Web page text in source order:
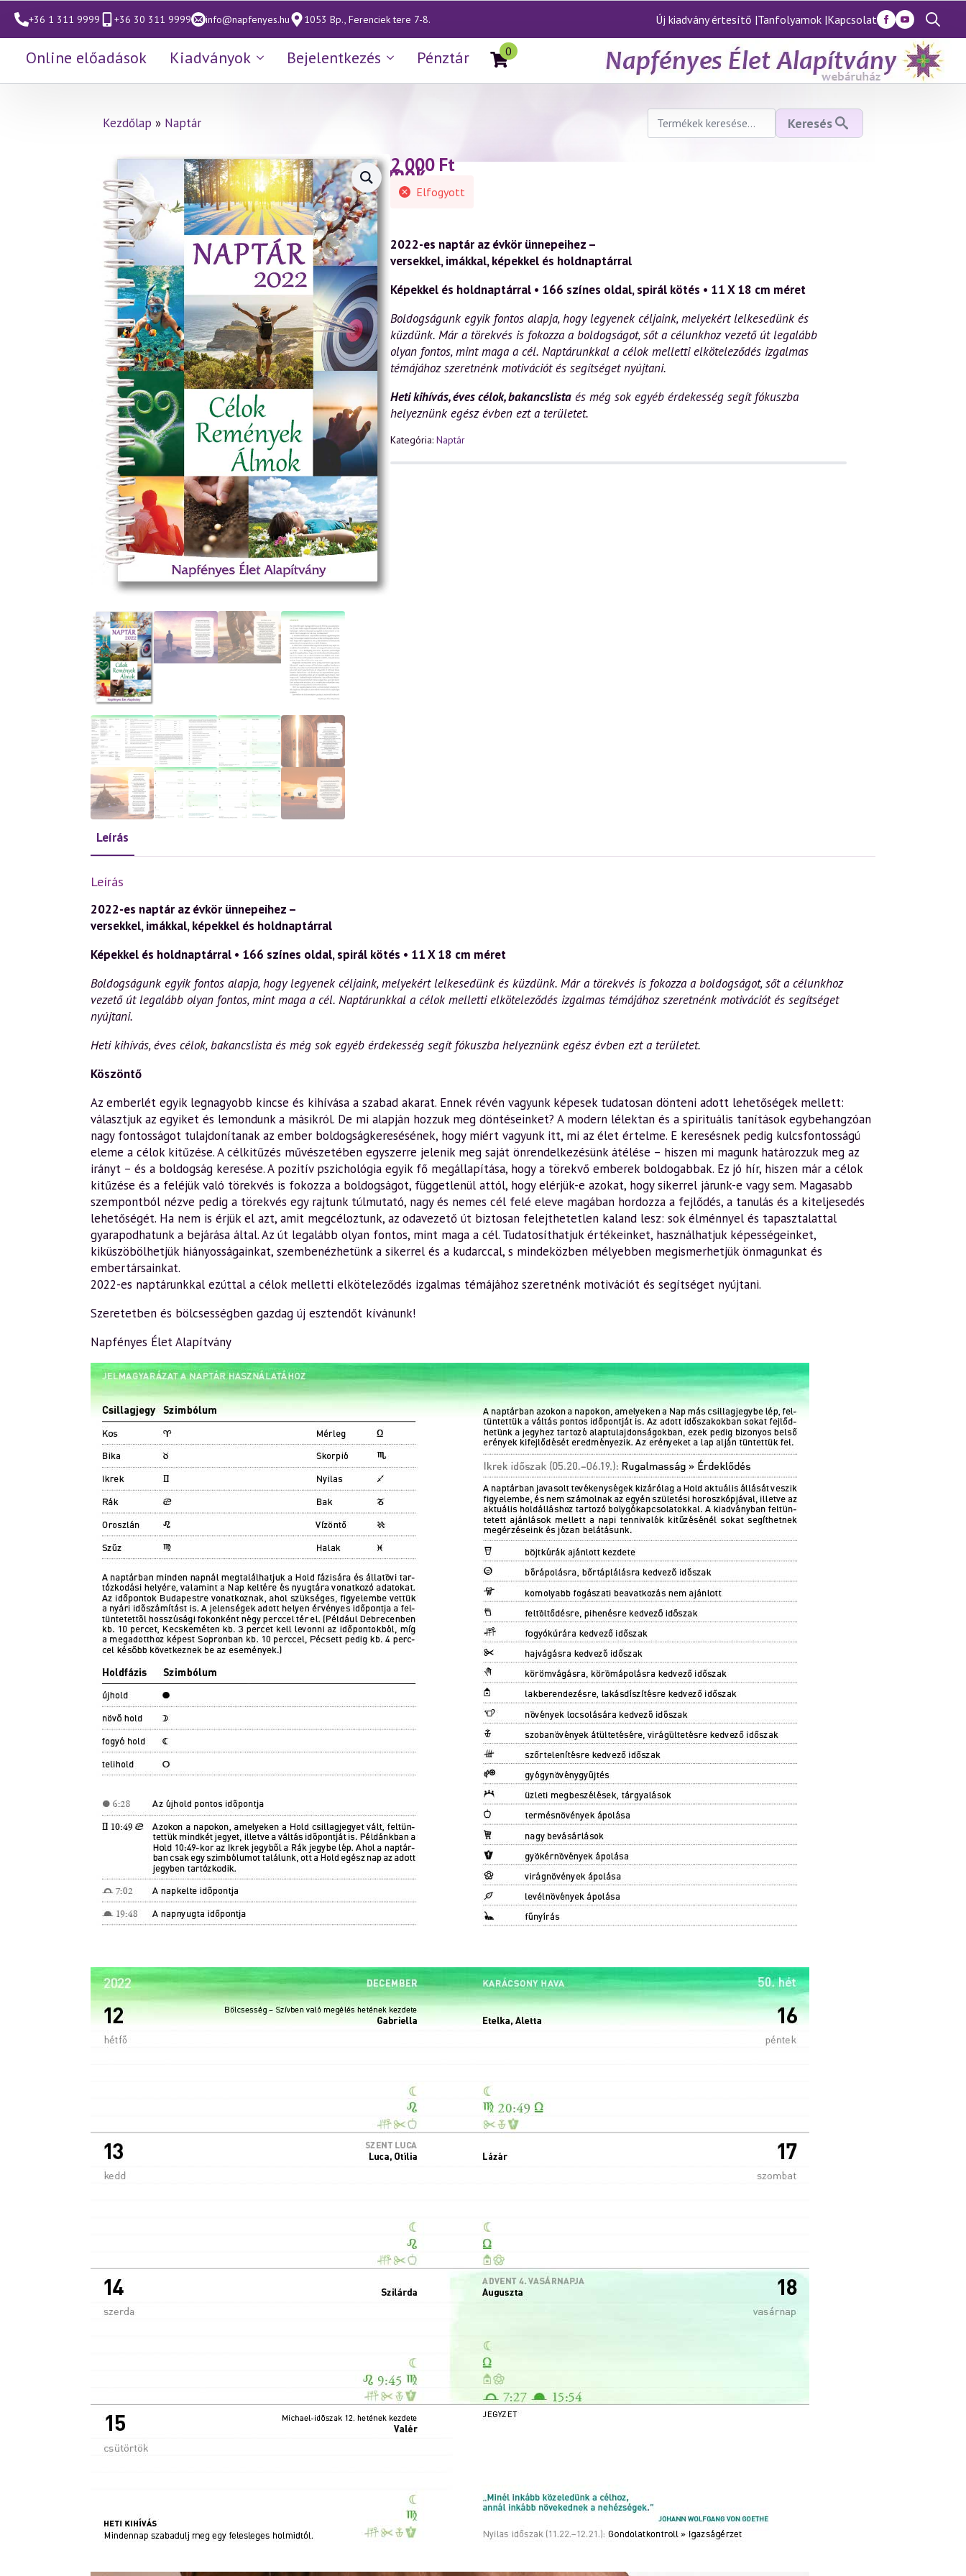
+36 1 311 9999 +36 30 311 9999 info@napfenyes.hu 1053 Bp., Ferenciek tere 7-8. Új kiadvány értesítő |Tanfolyamok |Kapcsolat
Search
for:
Online előadások Kiadványok Bejelentkezés Pénztár 0
Kezdőlap » Naptár
Keresés
következőre:
Keresés
Naptár 2022 – Célok, remények, álmok
2 000 Ft
Elfogyott
2022-es naptár az évkör ünnepeihez –
versekkel, imákkal, képekkel és holdnaptárral
Képekkel és holdnaptárral • 166 színes oldal, spirál kötés • 11 X 18 cm méret
Boldogságunk egyik fontos alapja, hogy legyenek céljaink, melyekért lelkesedünk és
küzdünk. Már a törekvés is fokozza a boldogságot, sőt a célunkhoz vezető út legalább
olyan fontos, mint maga a cél. Naptárunkkal a célok melletti elköteleződés izgalmas
témájához szeretnénk motivációt és segítséget nyújtani.
Heti kihívás, éves célok, bakancslistaés még sok egyéb érdekesség segít fókuszba
helyeznünk egész évben ezt a területet.
Kategória: Naptár
Leírás
Leírás
2022-es naptár az évkör ünnepeihez –
versekkel, imákkal, képekkel és holdnaptárral
Képekkel és holdnaptárral • 166 színes oldal, spirál kötés • 11 X 18 cm méret
Boldogságunk egyik fontos alapja, hogy legyenek céljaink, melyekért lelkesedünk és küzdünk. Már a törekvés is fokozza a boldogságot, sőt a célunkhoz
vezető út legalább olyan fontos, mint maga a cél. Naptárunkkal a célok melletti elköteleződés izgalmas témájához szeretnénk motivációt és segítséget
nyújtani.
Heti kihívás, éves célok, bakancslista és még sok egyéb érdekesség segít fókuszba helyeznünk egész évben ezt a területet.
Köszöntő
Az emberlét egyik legnagyobb kincse és kihívása a szabad akarat. Ennek révén vagyunk képesek tudatosan dönteni adott lehetőségek mellett:
választjuk az egyiket és lemondunk a másikról. De mi alapján hozzuk meg döntéseinket? A modern lélektan és a spirituális tanítások egybehangzóan
nagy fontosságot tulajdonítanak az ember boldogságkeresésének, hogy miért vagyunk itt, mi az élet értelme. E keresésnek pedig kulcsfontosságú
eleme a célok kitűzése. A célkitűzés művészetében egyszerre jelenik meg saját önrendelkezésünk átélése – hiszen mi magunk határozzuk meg az
irányt – és a boldogság keresése. A pozitív pszichológia egyik fő megállapítása, hogy a törekvő emberek boldogabbak. Ez jó hír, hiszen már a célok
kitűzése és a feléjük való törekvés is fokozza a boldogságot, függetlenül attól, hogy elérjük-e azokat, hogy sikerrel járunk-e vagy sem. Magasabb
szempontból nézve pedig a törekvés egy rajtunk túlmutató, nagy és nemes cél felé eleve magában hordozza a fejlődés, a tanulás és a kiteljesedés
lehetőségét. Ha nem is érjük el azt, amit megcéloztunk, az odavezető út biztosan felejthetetlen kaland lesz: sok élménnyel és tapasztalattal
gyarapodhatunk a bejárása által. Az út legalább olyan fontos, mint maga a cél. Tudatosíthatjuk értékeinket, használhatjuk képességeinket,
kiküszöbölhetjük hiányosságainkat, szembenézhetünk a sikerrel és a kudarccal, s mindeközben mélyebben megismerhetjük önmagunkat és
embertársainkat.
2022-es naptárunkkal ezúttal a célok melletti elköteleződés izgalmas témájához szeretnénk motivációt és segítséget nyújtani.
Szeretetben és bölcsességben gazdag új esztendőt kívánunk!
Napfényes Élet Alapítvány